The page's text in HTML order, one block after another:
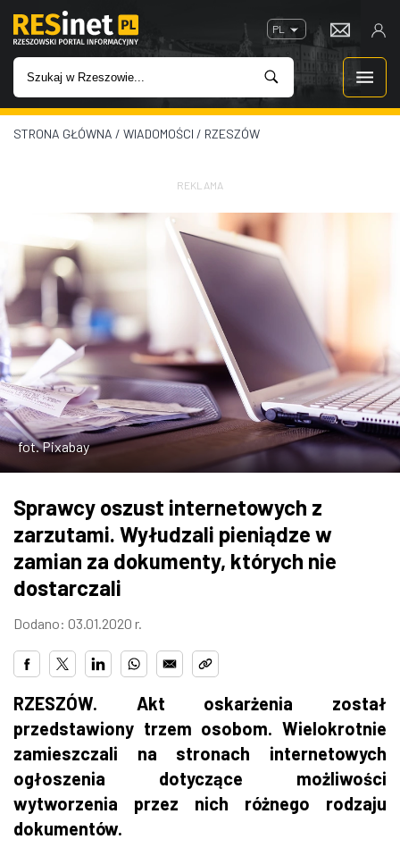
PL
WIADOMOŚCI
ROZRYWKA
W KINACH
GASTRONOMIA
ZDJĘCIA
W RZESZOWIE
STRONA GŁÓWNA / WIADOMOŚCI / RZESZÓW
REKLAMA
fot. Pixabay
Sprawcy oszust internetowych z
zarzutami. Wyłudzali pieniądze w
zamian za dokumenty, których nie
dostarczali
Dodano: 03.01.2020 r.
RZESZÓW. Akt oskarżenia został
przedstawiony trzem osobom. Wielokrotnie
zamieszczali na stronach internetowych
ogłoszenia dotyczące możliwości
wytworzenia przez nich różnego rodzaju
dokumentów.